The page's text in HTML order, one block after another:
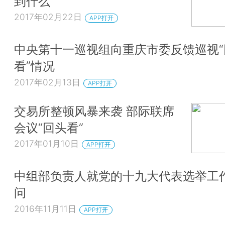
2017年02月22日 APP打开
中央第十一巡视组向重庆市委反馈巡视
看”情况
2017年02月13日 APP打开
交易所整顿风暴来袭 部际联席
会议“回头看”
2017年01月10日 APP打开
中组部负责人就党的十九大代表选举工
问
2016年11月11日 APP打开